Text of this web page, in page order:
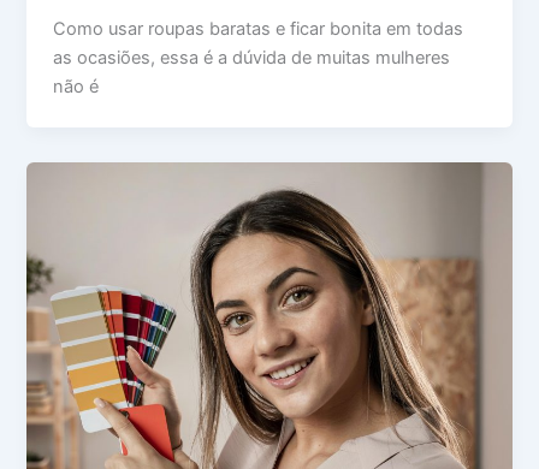
Como usar roupas baratas e ficar bonita em todas
as ocasiões, essa é a dúvida de muitas mulheres
não é